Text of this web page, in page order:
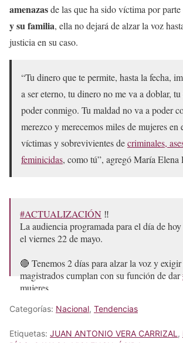
amenazasde las que ha sido víctima por parte
y su familia, ella no dejará de alzar la voz
justicia en su caso.
“Tu dinero que te permite, hasta la fecha,
a ser eterno, tu dinero no me va a doblar,
poder conmigo. Tu maldad no va a poder
merezco y merecemos miles de mujeres en
víctimas y sobrevivientes decriminales,
feminicidas, como tú”, agregó María Elena
#ACTUALIZACIÓN ‼️
La audiencia programada para el día de hoy
el viernes 22 de mayo.
🔴 Tenemos 2 días para alzar la voz y
magistrados cumplan con su función de dar
mujeres.
Ya basta de tanta impunidad‼️
Categorías: Nacional, Tendencias
Etiquetas: JUAN ANTONIO VERA CARRIZAL ,